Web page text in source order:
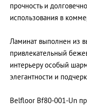
прочность и
использования в
Ламинат выполнен из
привлекательный
интерьеру особый
элегантности и
Belfloor Bf80-001-Un